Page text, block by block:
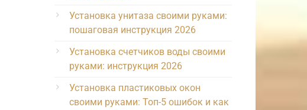
Установка унитаза своими руками:
пошаговая инструкция 2026
Установка счетчиков воды своими
руками: инструкция 2026
Установка пластиковых окон
своими руками: Топ-5 ошибок и как